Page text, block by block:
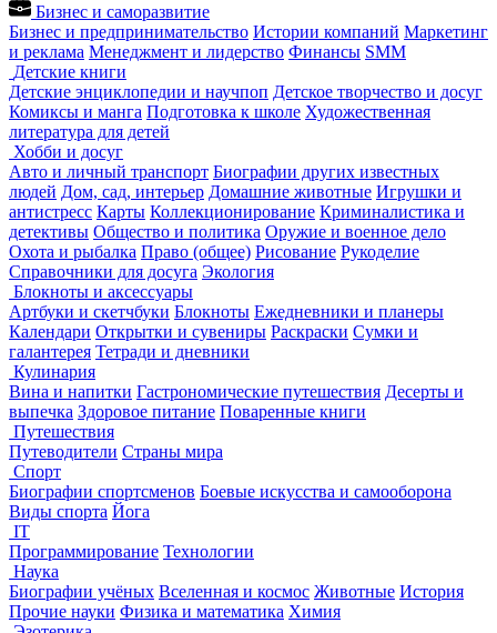
Бизнес и саморазвитие
Бизнес и предпринимательство Истории компаний Маркетинг
и реклама Менеджмент и лидерство Финансы SMM
Детские книги
Детские энциклопедии и научпоп Детское творчество и досуг
Комиксы и манга Подготовка к школе Художественная
литература для детей
Хобби и досуг
Авто и личный транспорт Биографии других известных
людей Дом, сад, интерьер Домашние животные Игрушки и
антистресс Карты Коллекционирование Криминалистика и
детективы Общество и политика Оружие и военное дело
Охота и рыбалка Право (общее) Рисование Рукоделие
Справочники для досуга Экология
Блокноты и аксессуары
Артбуки и скетчбуки Блокноты Ежедневники и планеры
Календари Открытки и сувениры Раскраски Сумки и
галантерея Тетради и дневники
Кулинария
Вина и напитки Гастрономические путешествия Десерты и
выпечка Здоровое питание Поваренные книги
Путешествия
Путеводители Страны мира
Спорт
Биографии спортсменов Боевые искусства и самооборона
Виды спорта Йога
IT
Программирование Технологии
Наука
Биографии учёных Вселенная и космос Животные История
Прочие науки Физика и математика Химия